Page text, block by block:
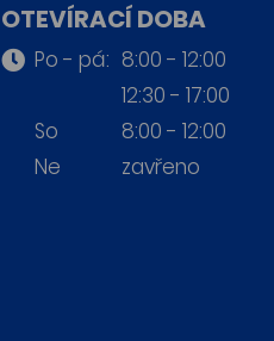
OTEVÍRACÍ DOBA
Po - pá: 8:00 - 12:00
12:30 - 17:00
So
8:00 - 12:00
Ne
zavřeno